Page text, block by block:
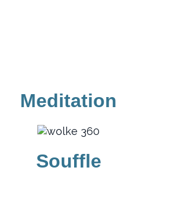
Meditation
Souffle